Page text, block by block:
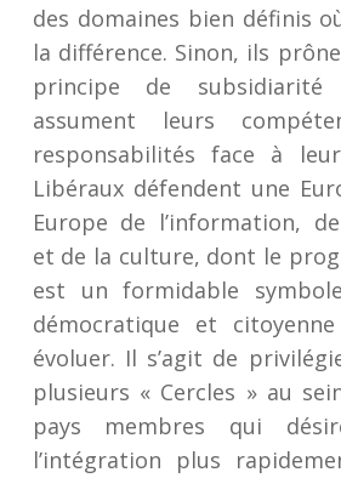
des domaines bien définis
la différence. Sinon, ils
principe de
assument leurs
responsabilités face à
Libéraux défendent une
Europe de l’information,
et de la culture, dont le
est un formidable
démocratique et
évoluer. Il s’agit de
plusieurs « Cercles » au
pays membres qui
l’intégration plus